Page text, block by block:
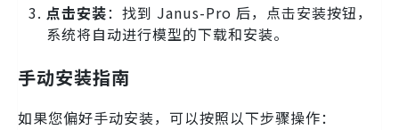
点击安装：找到 Janus-Pro 后，点击安装按钮，
系统将自动进行模型的下载和安装。
手动安装指南
如果您偏好手动安装，可以按照以下步骤操作：